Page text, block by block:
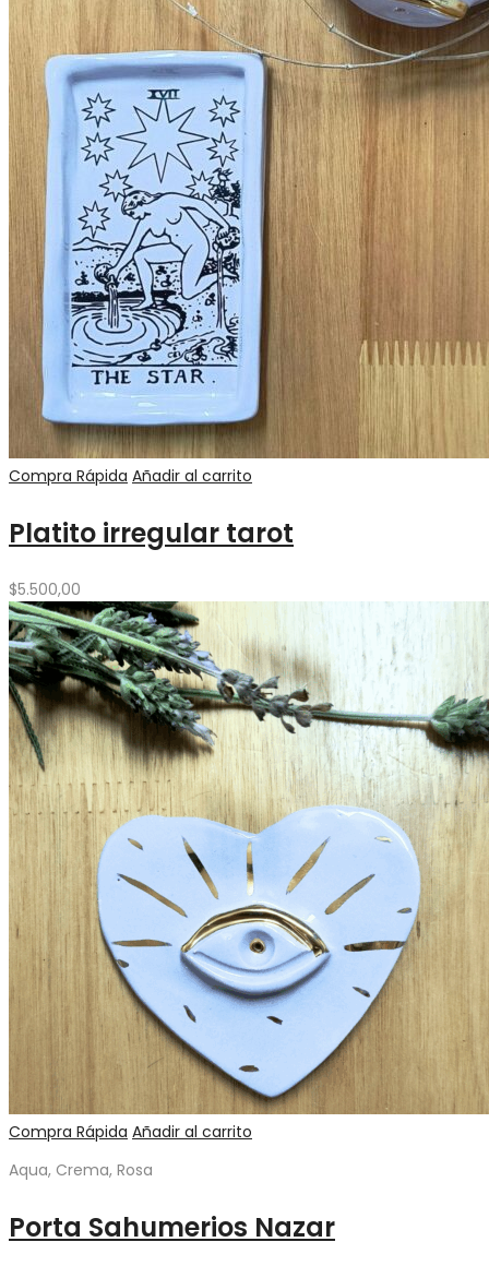
Compra Rápida Añadir al carrito
Platito irregular tarot
$5.500,00
Compra Rápida Añadir al carrito
Aqua, Crema, Rosa
Porta Sahumerios Nazar